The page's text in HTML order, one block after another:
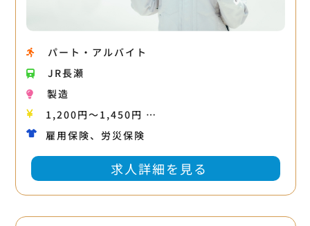
パート・アルバイト
JR長瀬
製造
1,200円〜1,450円 …
雇用保険、労災保険
求人詳細を見る